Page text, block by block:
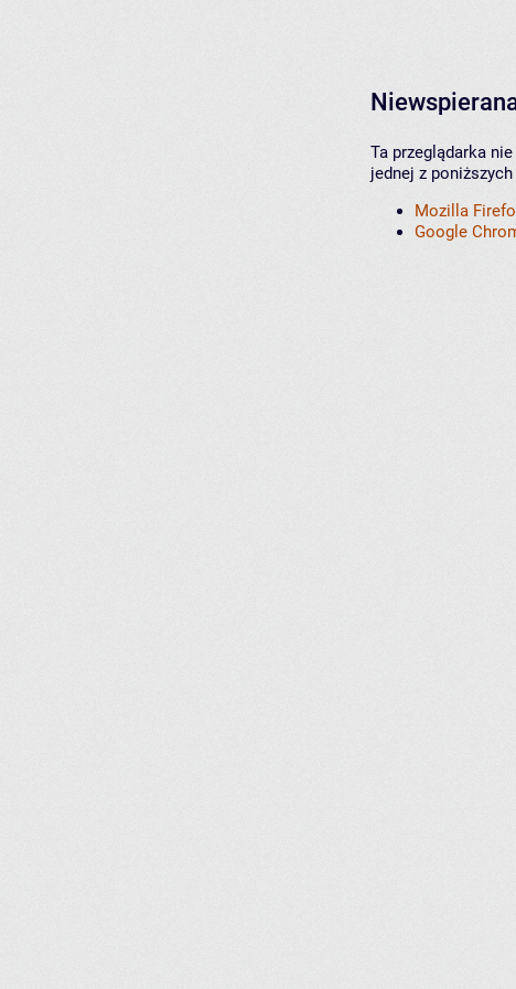
Ta przeglądarka
jednej z
Mozilla
Google